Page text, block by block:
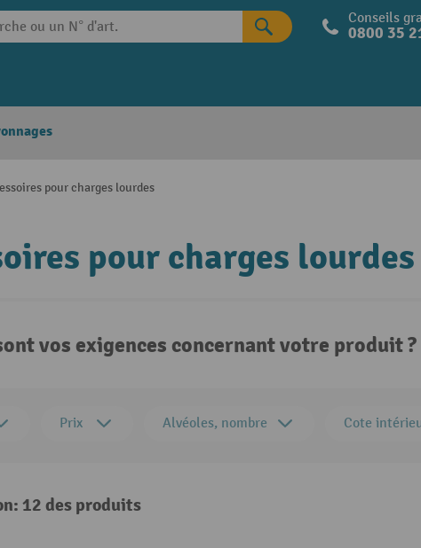
Conseils
0800 35
pour charges lourdes
pour charges lourdes
vos exigences concernant votre produit ?
Prix Alvéoles, nombre Cote
12 des produits